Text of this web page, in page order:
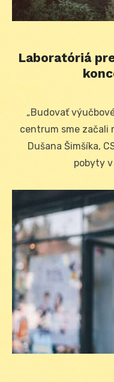
Laboratóriá
„Budovať
centrum sme začali
Dušana Šimšíka,
pobyty